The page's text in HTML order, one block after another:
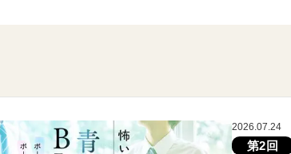
2026.07.24
第2回